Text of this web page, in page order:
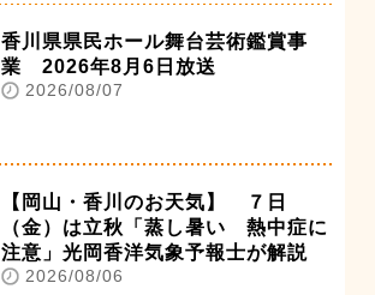
香川県県民ホール舞台芸術鑑賞事
業 2026年8月6日放送
2026/08/07
【岡山・香川のお天気】 ７日
（金）は立秋「蒸し暑い 熱中症に
注意」光岡香洋気象予報士が解説
2026/08/06